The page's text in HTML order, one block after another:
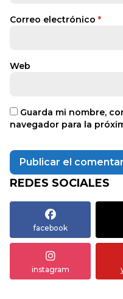
Correo electrónico *
Web
Guarda mi nombre,
navegador para la
REDES SOCIALES
facebook
instagram